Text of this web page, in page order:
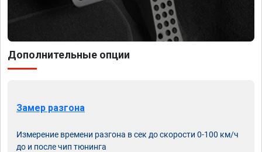
Дополнительные опции
Замер разгона
Измерение времени разгона в сек до скорости 0-100 км/ч
до и после чип тюнинга